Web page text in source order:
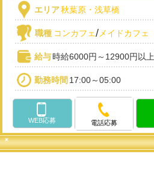
エリア秋葉原・浅草橋
職種 コンカフェ/ メイドカフェ
給与時給6000円～12900円以上
勤務時間 17:00～05:00
WEB応募 電話応募